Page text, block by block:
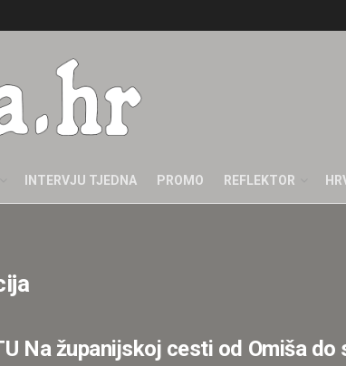
INTERVJU TJEDNA PROMO REFLEKTOR
Na županijskoj cesti od Omiša